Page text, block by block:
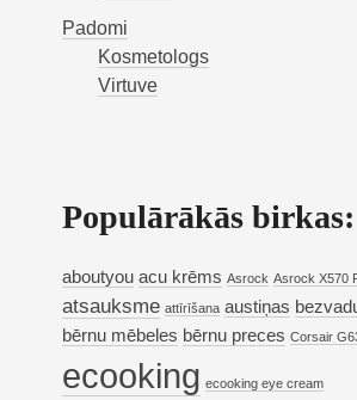
Padomi
Kosmetologs
Virtuve
Populārākās birkas:
aboutyou acu krēms Asrock Asrock X570
atsauksme attīrīšana austiņas
bērnu mēbeles bērnu preces Corsair
ecooking ecooking eye cream